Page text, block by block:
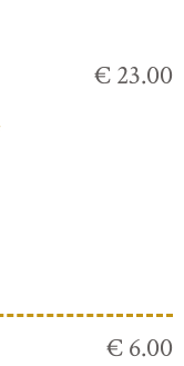
€ 23.00
€ 6.00